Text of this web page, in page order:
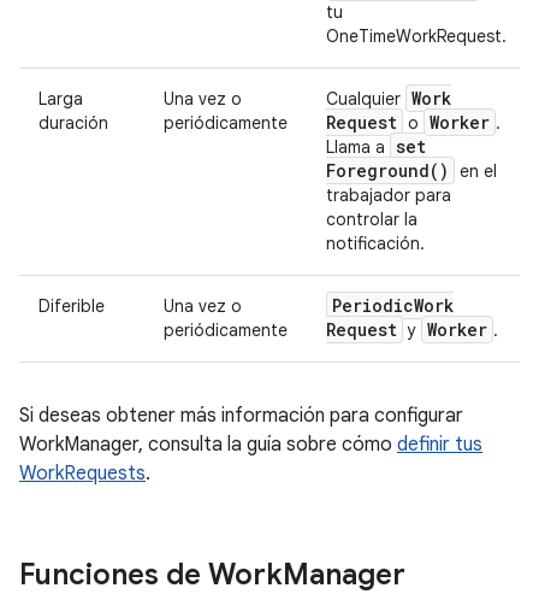
tu
OneTimeWorkRequest.
Larga
duración
Una vez o
periódicamente
Cualquier Work
Request o Worker .
Llama a set
Foreground( )
en el
trabajador para
controlar la
notificación.
Diferible
Una vez o
periódicamente
PeriodicWork
Request y Worker .
Si deseas obtener más información para configurar
WorkManager, consulta la guía sobre cómo definir tus
WorkRequests.
Funciones de WorkManager